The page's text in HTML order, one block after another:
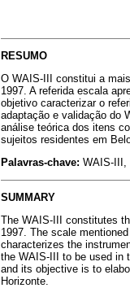
RESUMO
O WAIS-III constitui a
1997. A referida escala
objetivo caracterizar o
adaptação e validação do
análise teórica dos itens
sujeitos residentes em
Palavras-chave: WAIS-III,
SUMMARY
The WAIS-III constitutes
1997. The scale
characterizes the
the WAIS-III to be used in
and its objective is to
Horizonte.